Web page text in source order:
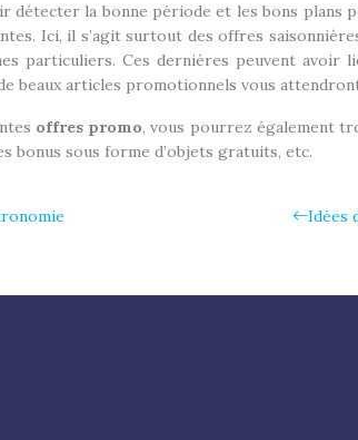
détecter la bonne période et les bons
Ici, il s’agit surtout des offres
Ces dernières peuvent avoir
beaux articles promotionnels vous
offres promo, vous pourrez également
bonus sous forme d’objets gratuits, etc.
Idées